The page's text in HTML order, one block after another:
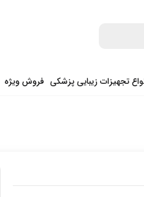
تجهیزات زیبایی پزشکی فروش ویژه